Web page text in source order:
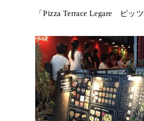
「Pizza Terrace Legare ピッ